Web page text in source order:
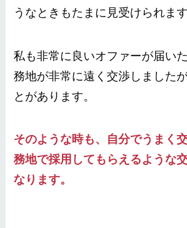
うなときもたまに見受けられます
私も非常に良いオファーが届い
務地が非常に遠く交渉しました
とがあります。
そのような時も、自分でうまく
務地で採用してもらえるような
なります。